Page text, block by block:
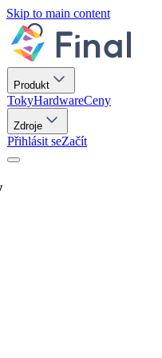
Skip to main content
Produkt
TokyHardwareCeny
Zdroje
Přihlásit seZačít